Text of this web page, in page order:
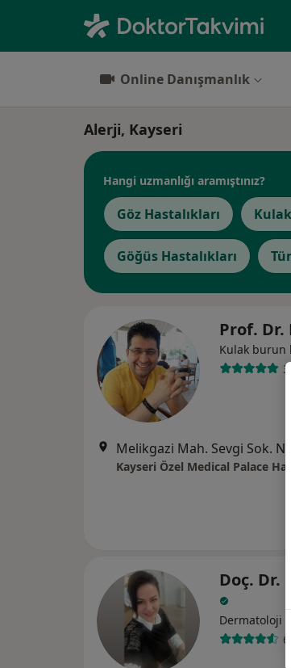
Online Danışmanlık
Alerji, Kayseri
Hangi uzmanlığı aramıştınız?
Göz Hastalıkları
Göğüs Hastalıkları
Prof.
Kulak burun
Kayseri Özel Medical Palace
Doç. Dr.
Dermatoloji